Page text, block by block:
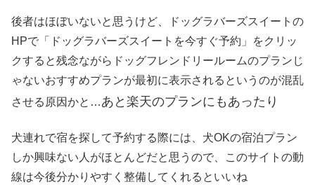
後者はほぼいないと思うけど、ドッグラバーズスイートの
HPで「ドッグラバーズスイートを今すぐ予約」をクリッ
クすると残念ながらドッグフレンドリールームのプランじ
ゃないおすすめプランが最初に表示されるというのが混乱
させる原因かと…あと楽天のプランにもあったり
犬連れで宿を探して予約する際には、犬OKの宿泊プラン
しか興味ない人がほとんどだと思うので、このサイトの動
線は今後分かりやすく整備してくれるといいね